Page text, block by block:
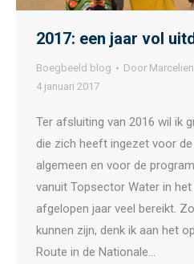
2017: een jaar vol
Boegbeeld blog Door
4 januari 2017
Ter afsluiting van 2016 wil ik
die zich heeft ingezet voor
algemeen en voor de
vanuit Topsector Water in het
afgelopen jaar veel bereikt.
kunnen zijn, denk ik aan het
Route in de Nationale…